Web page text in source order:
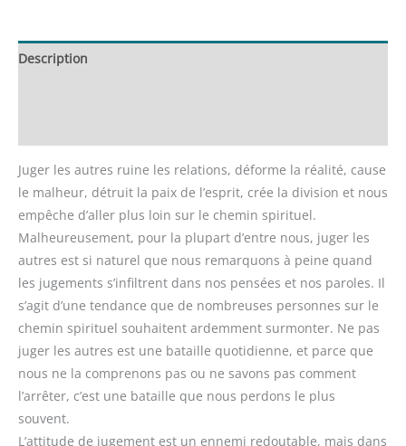
Description
Juger les autres ruine les relations, déforme la réalité, cause
le malheur, détruit la paix de l’esprit, crée la division et nous
empêche d’aller plus loin sur le chemin spirituel.
Malheureusement, pour la plupart d’entre nous, juger les
autres est si naturel que nous remarquons à peine quand
les jugements s’infiltrent dans nos pensées et nos paroles. Il
s’agit d’une tendance que de nombreuses personnes sur le
chemin spirituel souhaitent ardemment surmonter. Ne pas
juger les autres est une bataille quotidienne, et parce que
nous ne la comprenons pas ou ne savons pas comment
l’arrêter, c’est une bataille que nous perdons le plus
souvent.
L’attitude de jugement est un ennemi redoutable, mais dans